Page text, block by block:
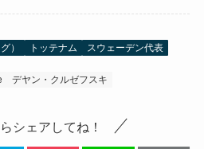
） トッテナム
スウェーデン代表
デヤン・クルゼフスキ
シェアしてね！